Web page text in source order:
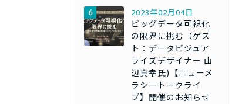
2023年02月04日
ビッグデータ可視化
の限界に挑む（ゲス
ト：データビジュア
ライズデザイナー 山
辺真幸氏)【ニューメ
ラシートークライ
ブ】開催のお知らせ